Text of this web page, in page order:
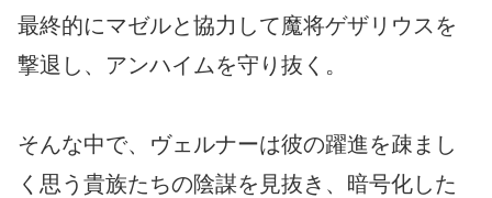
最終的にマゼルと協力して魔将ゲザリウスを
撃退し、アンハイムを守り抜く。
そんな中で、ヴェルナーは彼の躍進を疎まし
く思う貴族たちの陰謀を見抜き、暗号化した